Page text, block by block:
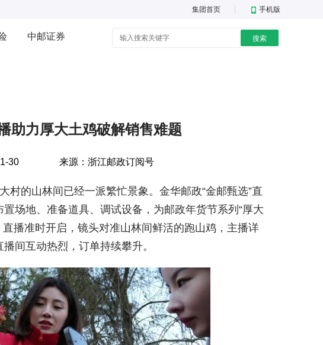
集团首页 手机版
中邮证券 搜索
助力厚大土鸡破解销售难题
30 来源： 浙江邮政订阅号
的山林间已经一派繁忙景象。金华邮政“金邮甄选”直
场地、准备道具、调试设备，为邮政年货节系列“厚大
播准时开启，镜头对准山林间鲜活的跑山鸡，主播详
间互动热烈，订单持续攀升。